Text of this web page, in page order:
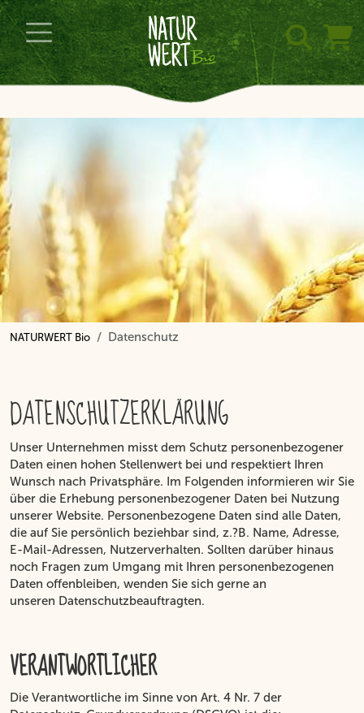
Navigation
NATURWERT Bio Datenschutz
DATENSCHUTZERKLÄRUNG
Unser Unternehmen misst dem Schutz personenbezogener
Daten einen hohen Stellenwert bei und respektiert Ihren
Wunsch nach Privatsphäre. Im Folgenden informieren wir Sie
über die Erhebung personenbezogener Daten bei Nutzung
unserer Website. Personenbezogene Daten sind alle Daten,
die auf Sie persönlich beziehbar sind, z.?B. Name, Adresse,
E-Mail-Adressen, Nutzerverhalten. Sollten darüber hinaus
noch Fragen zum Umgang mit Ihren personenbezogenen
Daten offenbleiben, wenden Sie sich gerne an
unseren Datenschutzbeauftragten.
VERANTWORTLICHER
Die Verantwortliche im Sinne von Art. 4 Nr. 7 der